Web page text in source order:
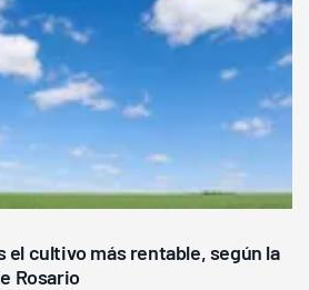
el cultivo más rentable, según la
Rosario